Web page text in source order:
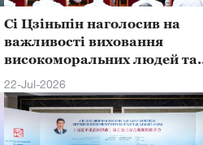
Сі Цзіньпін наголосив на
важливості виховання
високоморальних людей та
сприяння якісному розвитку
базової освіти
22-Jul-2026